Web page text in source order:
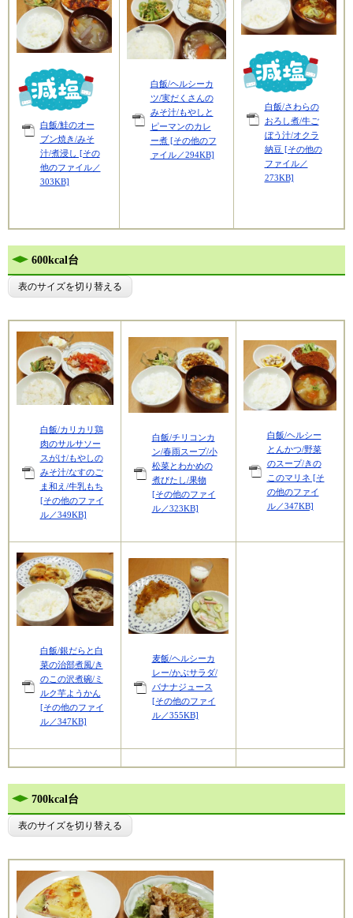
白飯/鮭のオー
ブン焼き/みそ
汁/煮浸し [その
他のファイル／
303KB]
白飯/ヘルシーカ
ツ/実だくさんの
みそ汁/もやしと
ピーマンのカレ
ー煮 [その他のフ
ァイル／294KB]
白飯/さわらの
おろし煮/牛ご
ぼう汁/オクラ
納豆 [その他の
ファイル／
273KB]
600kcal台
表のサイズを切り替える
白飯/カリカリ鶏
肉のサルサソー
スがけ/もやしの
みそ汁/なすのご
ま和え/牛乳もち
[その他のファイ
ル／349KB]
白飯/チリコンカ
ン/春雨スープ/小
松菜とわかめの
煮びたし/果物
[その他のファイ
ル／323KB]
白飯/ヘルシー
とんかつ/野菜
のスープ/きの
このマリネ [そ
の他のファイ
ル／347KB]
白飯/銀だらと白
菜の治部煮風/き
のこの沢煮碗/ミ
ルク芋ようかん
[その他のファイ
ル／347KB]
麦飯/ヘルシーカ
レー/かぶサラダ/
バナナジュース
[その他のファイ
ル／355KB]
700kcal台
表のサイズを切り替える